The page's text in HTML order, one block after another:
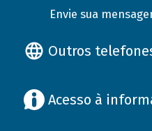
Envie sua
Outros
Acesso à